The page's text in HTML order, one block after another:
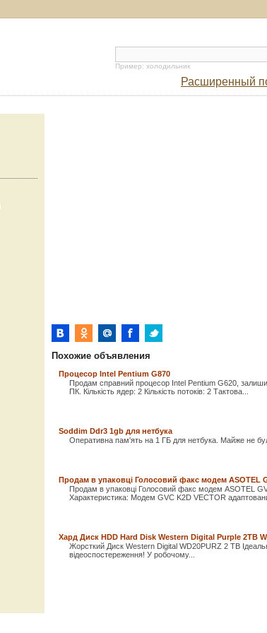
Пример: холодильник
Расширенный
Похожие объявления
Процесор Intel Pentium G870
Продам справний процесор Intel Pentium G620,
ПК. Кількість ядер: 2 Кількість потоків: 2 Тактова...
Soddim Ddr3 1gb для нетбука
Оперативна пам'ять на 1 ГБ для нетбука. Майже не
Продам в упаковці Голосовий факс модем ASOTEL
Продам в упаковці Голосовий факс модем ASOTEL
Характеристика: Модем GVC K2D VECTOR
Хард Диск HDD Hard Disk Western Digital Purple 2TB
Жорсткий Диск Western Digital WD20PURZ 2 TB
відеоспостереження! У робочому...